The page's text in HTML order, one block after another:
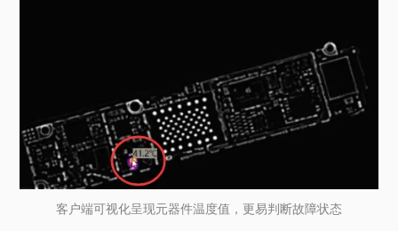
客户端可视化呈现元器件温度值，更易判断故障状态